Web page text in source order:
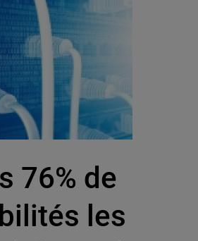
76% de
les